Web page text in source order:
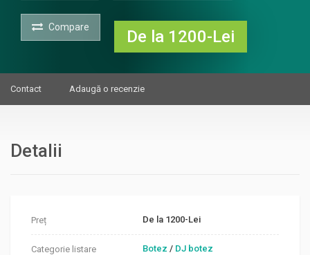
Compare De la 1200-Lei
Contact Adaugă o recenzie
Detalii
Preț De la 1200-Lei
Categorie listare Botez / DJ botez